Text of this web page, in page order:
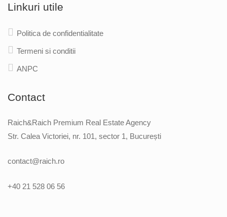
Linkuri utile
Politica de confidentialitate
Termeni si conditii
ANPC
Contact
Raich&Raich Premium Real Estate Agency
Str. Calea Victoriei, nr. 101, sector 1, București
contact@raich.ro
+40 21 528 06 56